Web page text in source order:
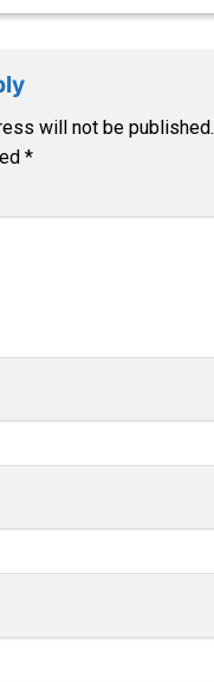
will not be published.
*